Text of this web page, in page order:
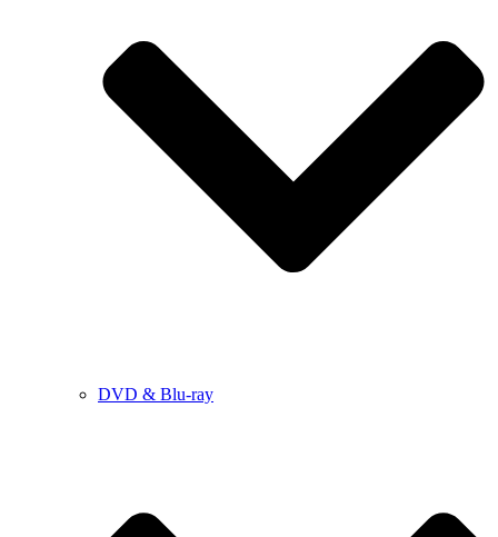
DVD & Blu-ray